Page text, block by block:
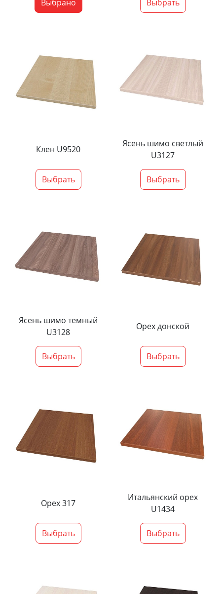
Выбрано Выбрать
Клен U9520
Выбрать
Ясень шимо светлый
U3127
Выбрать
Ясень шимо темный
U3128
Выбрать
Орех донской
Выбрать
Орех 317
Выбрать
Итальянский орех
U1434
Выбрать